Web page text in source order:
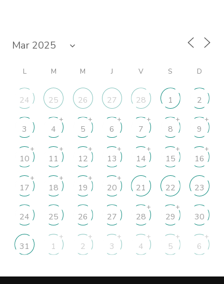
L M M J V S D
24 25 26 27 28 1 2
3 4
+
5
+
6
+
7
+
8
+
9
+
10
+
11
+
12
+
13
+
14
+
15
+
16
+
17
+
18
+
19
+
20
+
21 22 23
24 25 26 27 28
+
29
+
30
31 1
+
2
+
3
+
4
+
5
+
6
+